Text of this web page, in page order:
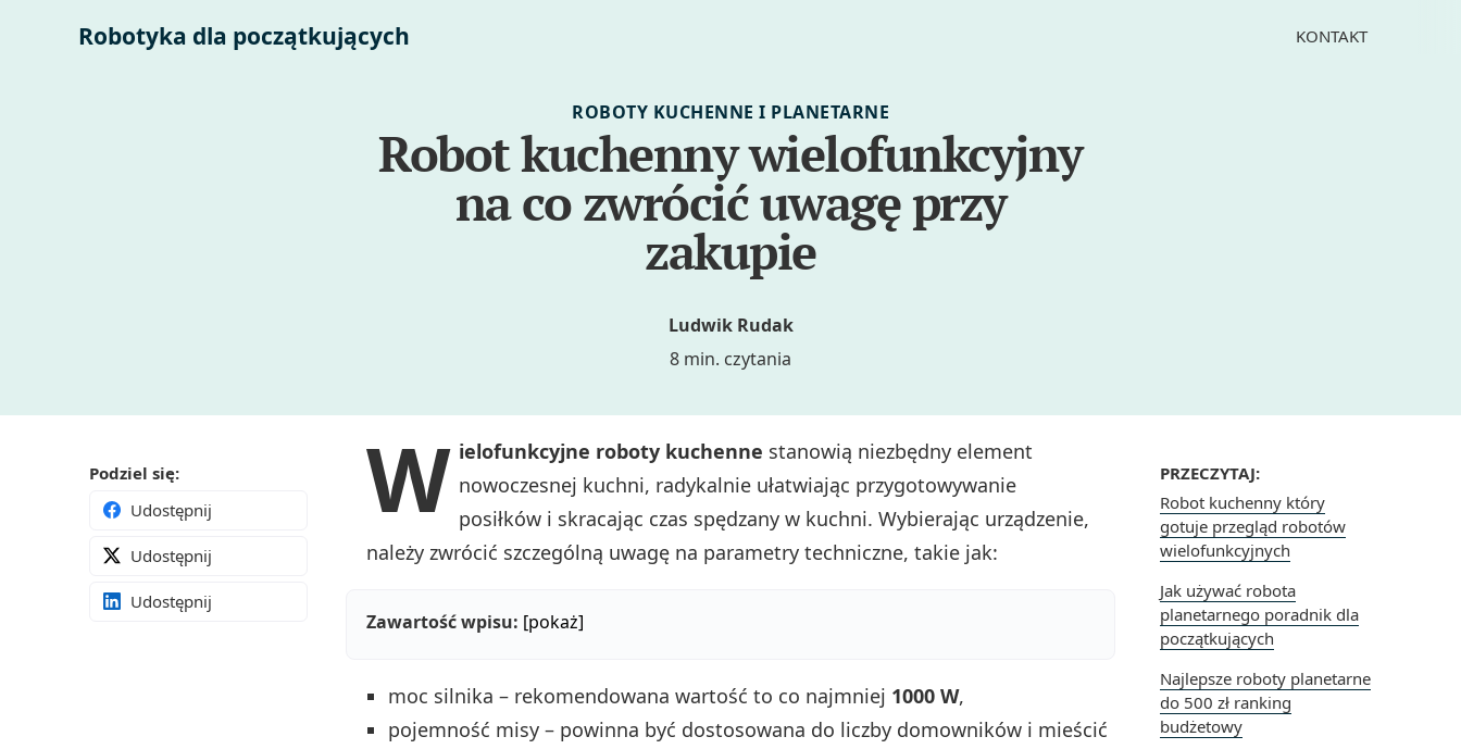
Robotyka dla początkujących KONTAKT
ROBOTY KUCHENNE I PLANETARNE
Robot kuchenny wielofunkcyjny
na co zwrócić uwagę przy
zakupie
Ludwik Rudak
8 min. czytania
PRZECZYTAJ:
Robot kuchenny który
gotuje przegląd robotów
wielofunkcyjnych
Jak używać robota
planetarnego poradnik dla
początkujących
Najlepsze roboty planetarne
do 500 zł ranking
budżetowy
Podziel się:
Udostępnij
Udostępnij
Udostępnij
W ielofunkcyjne roboty kuchenne stanowią niezbędny element
nowoczesnej kuchni, radykalnie ułatwiając przygotowywanie
posiłków i skracając czas spędzany w kuchni. Wybierając urządzenie,
należy zwrócić szczególną uwagę na parametry techniczne, takie jak:
Zawartość wpisu: [pokaż]
moc silnika – rekomendowana wartość to co najmniej 1000 W,
pojemność misy – powinna być dostosowana do liczby domowników i mieścić